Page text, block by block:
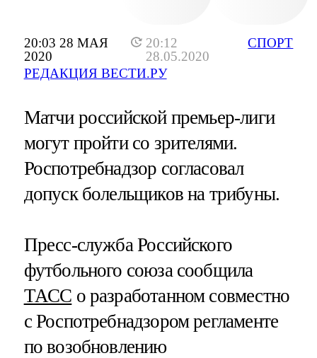
20:03 28 МАЯ
2020
20:12
28.05.2020
РЕДАКЦИЯ ВЕСТИ.РУ
СПОРТ
Матчи российской премьер-лиги
могут пройти со зрителями.
Роспотребнадзор согласовал
допуск болельщиков на трибуны.
Пресс-служба Российского
футбольного союза сообщила
ТАСС о разработанном совместно
с Роспотребнадзором регламенте
по возобновлению